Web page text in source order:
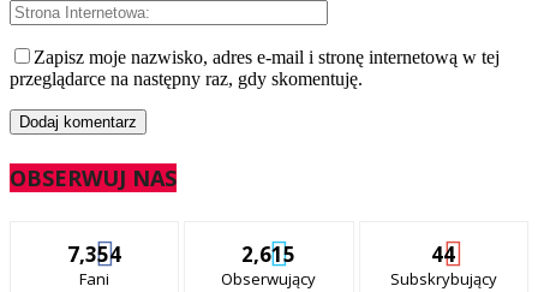
Zapisz moje nazwisko, adres e-mail i stronę internetową w tej
przeglądarce na następny raz, gdy skomentuję.
OBSERWUJ NAS
7,354
Fani
2,615
Obserwujący
44
Subskrybujący